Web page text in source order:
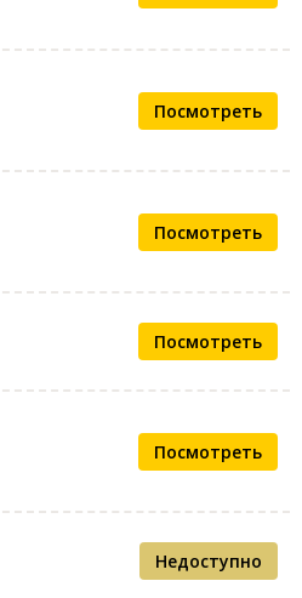
Посмотреть
Посмотреть
Посмотреть
Посмотреть
Недоступно